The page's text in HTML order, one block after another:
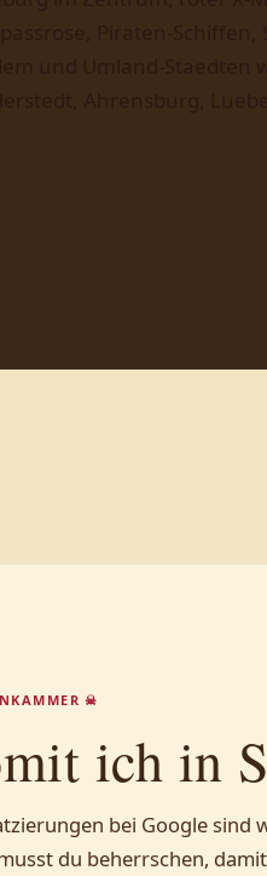
☠
ich in
bei Google sind
du beherrschen,